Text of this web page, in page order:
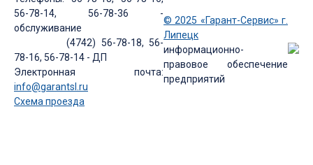
56-78-14, 56-78-36 -
обслуживание
(4742) 56-78-18, 56-
78-16, 56-78-14 - ДП
Электронная почта:
info@garantsl.ru
Схема проезда
© 2025 «Гарант-Сервис» г.
Липецк
информационно-
правовое обеспечение
предприятий